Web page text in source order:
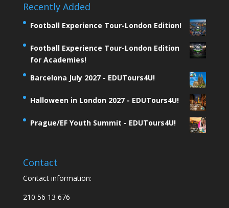
Recently Added
Football Experience Tour-London Edition!
Football Experience Tour-London Edition
for Academies!
Barcelona July 2027 - EDUTours4U!
Halloween in London 2027 - EDUTours4U!
Prague/EF Youth Summit - EDUTours4U!
Contact
Contact information:
210 56 13 676